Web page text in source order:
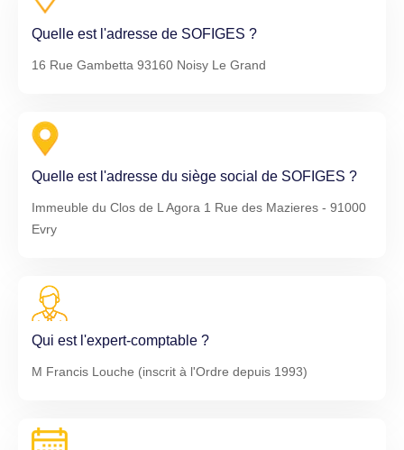
Quelle est l'adresse de SOFIGES ?
16 Rue Gambetta 93160 Noisy Le Grand
Quelle est l'adresse du siège social de SOFIGES ?
Immeuble du Clos de L Agora 1 Rue des Mazieres - 91000
Evry
Qui est l'expert-comptable ?
M Francis Louche (inscrit à l'Ordre depuis 1993)